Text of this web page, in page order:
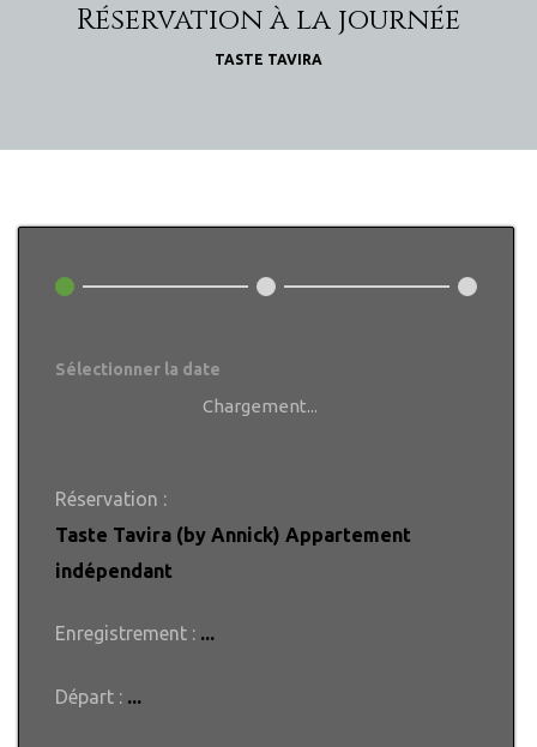
Réservation à la journée
TASTE TAVIRA
Sélectionner la date
Chargement...
Réservation :
Taste Tavira (by Annick) Appartement
indépendant
Enregistrement : ...
Départ : ...